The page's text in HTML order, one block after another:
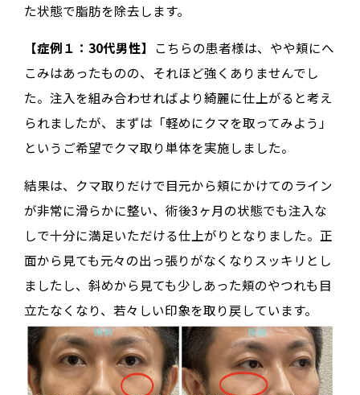
た状態で脂肪を除去します。
【症例１：30代男性】 こちらの患者様は、やや頬にへ
こみはあったものの、それほど強くありませんでし
た。注入を組み合わせればより綺麗に仕上がると考え
られましたが、まずは「軽めにクマを取ってみよう」
というご希望でクマ取り単体を実施しました。
結果は、クマ取りだけで目元から頬にかけてのライン
が非常に滑らかに整い、術後3ヶ月の状態でも注入な
しで十分に満足いただける仕上がりとなりました。正
面から見ても元々の出っ張りがなくなりスッキリとし
ましたし、斜めから見ても少しあった頬のやつれも目
立たなくなり、若々しい印象を取り戻しています。